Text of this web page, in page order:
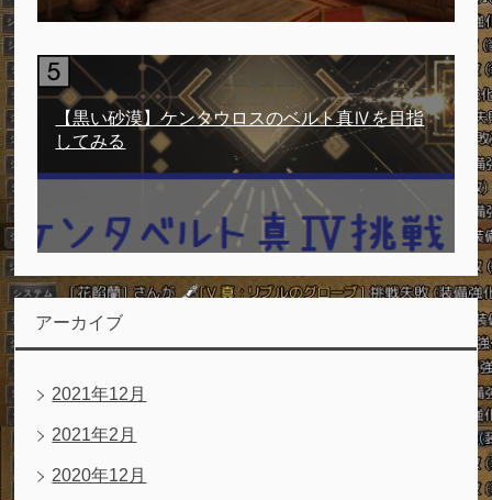
【黒い砂漠】ケンタウロスのベルト真Ⅳを目指
してみる
アーカイブ
2021年12月
2021年2月
2020年12月